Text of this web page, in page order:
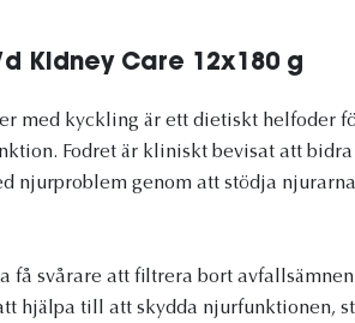
Kidney Care 12x180 g
med kyckling är ett dietiskt helfoder
Fodret är kliniskt bevisat att
njurproblem genom att stödja
få svårare att filtrera bort
hjälpa till att skydda njurfunktionen,